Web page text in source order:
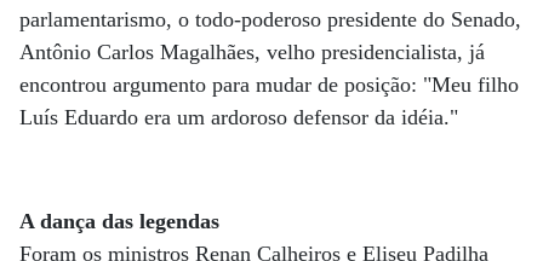
parlamentarismo, o todo-poderoso presidente do Senado,
Antônio Carlos Magalhães, velho presidencialista, já
encontrou argumento para mudar de posição: "Meu filho
Luís Eduardo era um ardoroso defensor da idéia."
A dança das legendas
Foram os ministros Renan Calheiros e Eliseu Padilha